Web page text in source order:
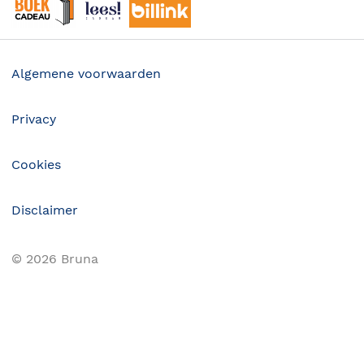
© 2026 Bruna
Algemene voorwaarden
Privacy
Cookies
Disclaimer